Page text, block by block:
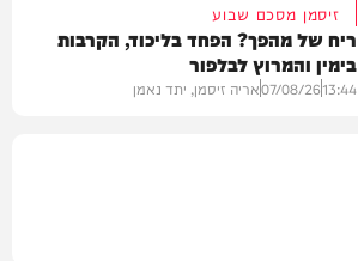
זיסמן מסכם שבוע
ריח של מהפך? הפחד בליכוד, הקרבות
בימין והמרוץ לבלפור
13:44
07/08/26אריה זיסמן, יתד נאמן